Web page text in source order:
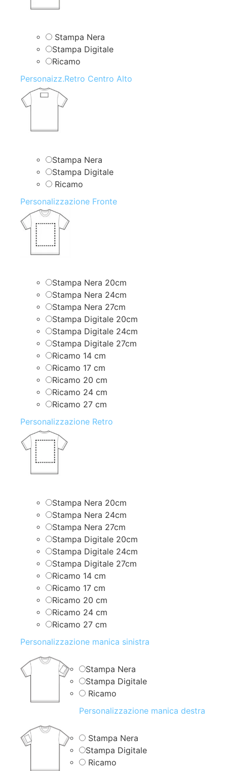
Stampa Nera
Stampa Digitale
Ricamo
Personaizz.Retro Centro Alto
Stampa Nera
Stampa Digitale
Ricamo
Personalizzazione Fronte
Stampa Nera 20cm
Stampa Nera 24cm
Stampa Nera 27cm
Stampa Digitale 20cm
Stampa Digitale 24cm
Stampa Digitale 27cm
Ricamo 14 cm
Ricamo 17 cm
Ricamo 20 cm
Ricamo 24 cm
Ricamo 27 cm
Personalizzazione Retro
Stampa Nera 20cm
Stampa Nera 24cm
Stampa Nera 27cm
Stampa Digitale 20cm
Stampa Digitale 24cm
Stampa Digitale 27cm
Ricamo 14 cm
Ricamo 17 cm
Ricamo 20 cm
Ricamo 24 cm
Ricamo 27 cm
Personalizzazione manica sinistra
Stampa Nera
Stampa Digitale
Ricamo
Personalizzazione manica destra
Stampa Nera
Stampa Digitale
Ricamo